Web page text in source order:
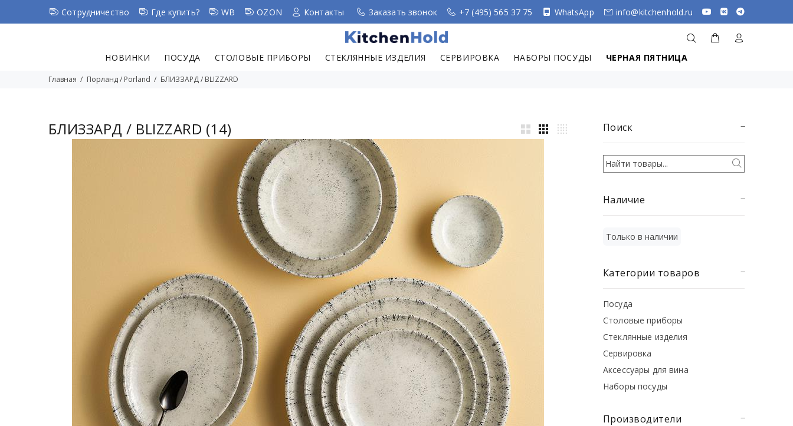
Сотрудничество Где купить? WB OZON Контакты Заказать звонок +7 (495) 565 37 75 WhatsApp info@kitchenhold.ru
НОВИНКИ ПОСУДА СТОЛОВЫЕ ПРИБОРЫ СТЕКЛЯННЫЕ ИЗДЕЛИЯ СЕРВИРОВКА НАБОРЫ ПОСУДЫ ЧЕРНАЯ ПЯТНИЦА
Главная Порланд / Porland БЛИЗЗАРД / BLIZZARD
Поиск
Наличие
Только в наличии
Категории товаров
Посуда
Столовые приборы
Стеклянные изделия
Сервировка
Аксессуары для вина
Наборы посуды
Производители
БЛИЗЗАРД / BLIZZARD (14)